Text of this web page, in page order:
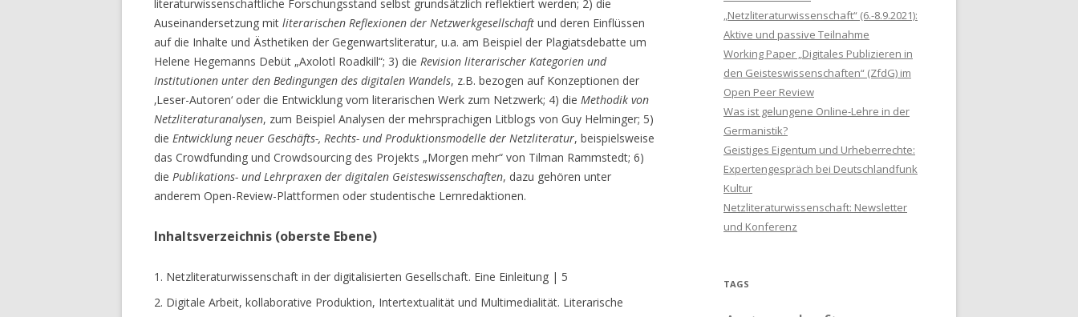
literaturwissenschaftliche Forschungsstand selbst grundsätzlich reflektiert werden; 2) die
Auseinandersetzung mit literarischen Reflexionen der Netzwerkgesellschaft und deren Einflüssen
auf die Inhalte und Ästhetiken der Gegenwartsliteratur, u.a. am Beispiel der Plagiatsdebatte um
Helene Hegemanns Debüt „Axolotl Roadkill“; 3) die Revision literarischer Kategorien und
Institutionen unter den Bedingungen des digitalen Wandels, z.B. bezogen auf Konzeptionen der
‚Leser-Autoren‘ oder die Entwicklung vom literarischen Werk zum Netzwerk; 4) die Methodik von
Netzliteraturanalysen, zum Beispiel Analysen der mehrsprachigen Litblogs von Guy Helminger; 5)
die Entwicklung neuer Geschäfts-, Rechts- und Produktionsmodelle der Netzliteratur, beispielsweise
das Crowdfunding und Crowdsourcing des Projekts „Morgen mehr“ von Tilman Rammstedt; 6)
die Publikations- und Lehrpraxen der digitalen Geisteswissenschaften, dazu gehören unter
anderem Open-Review-Plattformen oder studentische Lernredaktionen.
Inhaltsverzeichnis (oberste Ebene)
1. Netzliteraturwissenschaft in der digitalisierten Gesellschaft. Eine Einleitung | 5
2. Digitale Arbeit, kollaborative Produktion, Intertextualität und Multimedialität. Literarische
„Netzliteraturwissenschaft“ (6.-8.9.2021):
Aktive und passive Teilnahme
Working Paper „Digitales Publizieren in
den Geisteswissenschaften“ (ZfdG) im
Open Peer Review
Was ist gelungene Online-Lehre in der
Germanistik?
Geistiges Eigentum und Urheberrechte:
Expertengespräch bei Deutschlandfunk
Kultur
Netzliteraturwissenschaft: Newsletter
und Konferenz
TAGS